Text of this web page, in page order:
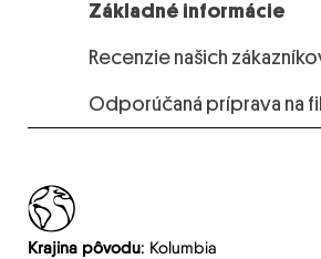
Základné informácie
Recenzie našich
Odporúčaná príprava na
Krajina pôvodu: Kolumbia